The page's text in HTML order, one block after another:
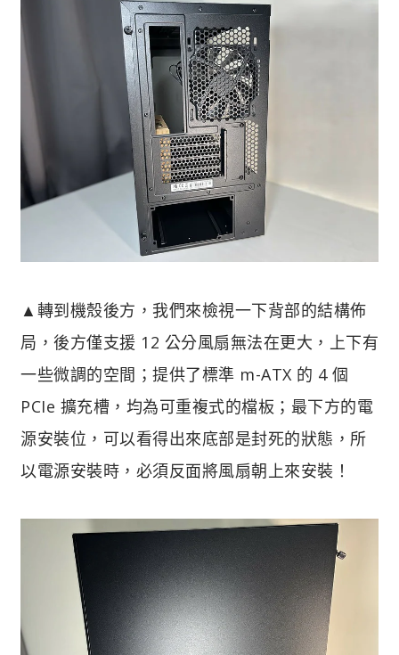
▲轉到機殼後方，我們來檢視一下背部的結構佈
局，後方僅支援 12 公分風扇無法在更大，上下有
一些微調的空間；提供了標準 m-ATX 的 4 個
PCIe 擴充槽，均為可重複式的檔板；最下方的電
源安裝位，可以看得出來底部是封死的狀態，所
以電源安裝時，必須反面將風扇朝上來安裝！